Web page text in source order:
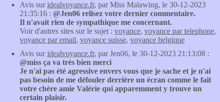
Avis suridealvoyance.fr, par Miss Malawing, le 30-12-2023
21:35:16 : @Jen06 relisez votre dernier commentaire.
Il n'avait rien de sympathique me concernant.
Voir d'autres sites sur le sujet : voyance, voyance par telephone,
voyance par email, voyance suisse, voyance belgique
Avis suridealvoyance.fr, par Jen06, le 30-12-2023 21:13:08 :
@miss ça va très bien merci
Je n'ai pas été agressive envers vous que je sache et je n'ai
pas besoin de me défouler derrière un écran comme le fait
votre chère amie Valérie qui apparemment y trouve un
certain plaisir.